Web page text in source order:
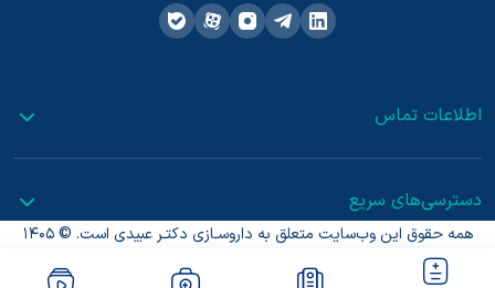
اطلاعات تماس
دسترسی‌های سریع
همه حقوق این وب‌سایت متعلق به داروسـازی دکتـر عبیدی است. © 1405